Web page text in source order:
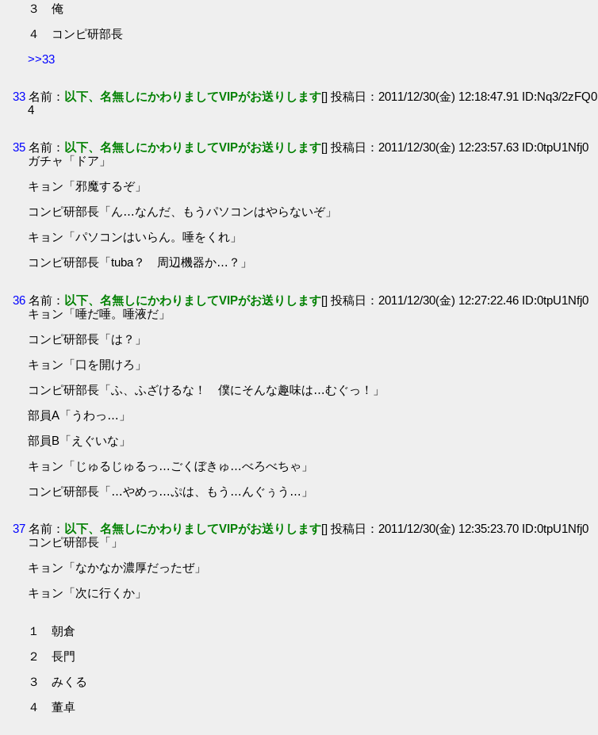
３ 俺
４ コンピ研部長
>>33
33 名前： 以下、名無しにかわりましてVIPがお送りします[] 投稿日：2011/12/30(金) 12:18:47.91 ID:Nq3/2zFQ0
4
35 名前： 以下、名無しにかわりましてVIPがお送りします[] 投稿日：2011/12/30(金) 12:23:57.63 ID:0tpU1Nfj0
ガチャ「ドア」
キョン「邪魔するぞ」
コンピ研部長「ん…なんだ、もうパソコンはやらないぞ」
キョン「パソコンはいらん。唾をくれ」
コンピ研部長「tuba？ 周辺機器か…？」
36 名前： 以下、名無しにかわりましてVIPがお送りします[] 投稿日：2011/12/30(金) 12:27:22.46 ID:0tpU1Nfj0
キョン「唾だ唾。唾液だ」
コンピ研部長「は？」
キョン「口を開けろ」
コンピ研部長「ふ、ふざけるな！ 僕にそんな趣味は…むぐっ！」
部員A「うわっ…」
部員B「えぐいな」
キョン「じゅるじゅるっ…ごくぼきゅ…べろべちゃ」
コンピ研部長「…やめっ…ぷは、もう…んぐぅう…」
37 名前： 以下、名無しにかわりましてVIPがお送りします[] 投稿日：2011/12/30(金) 12:35:23.70 ID:0tpU1Nfj0
コンピ研部長「」
キョン「なかなか濃厚だったぜ」
キョン「次に行くか」
１ 朝倉
２ 長門
３ みくる
４ 董卓